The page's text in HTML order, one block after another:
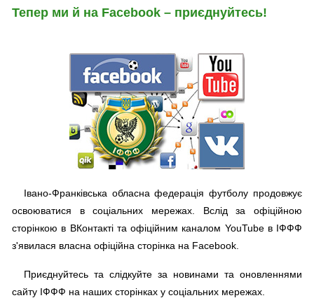
Тепер ми й на Facebook – приєднуйтесь!
Івано-Франківська обласна федерація футболу продовжує
освоюватися в соціальних мережах. Вслід за офіційною
сторінкою в ВКонтакті та офіційним каналом YouTube в ІФФФ
з'явилася власна офіційна сторінка на Facebook.
Приєднуйтесь та слідкуйте за новинами та оновленнями
сайту ІФФФ на наших сторінках у соціальних мережах.